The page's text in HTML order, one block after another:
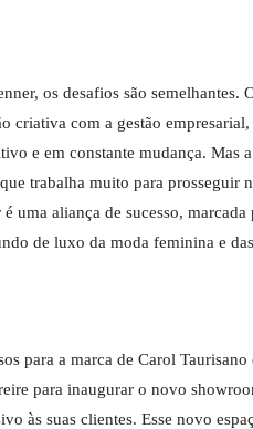
os desafios são
criativa com a gestão
e em constante mudança. Mas
trabalha muito para prosseguir
uma aliança de sucesso,
de luxo da moda feminina e
para a marca de Carol
para inaugurar o novo
às suas clientes. Esse novo